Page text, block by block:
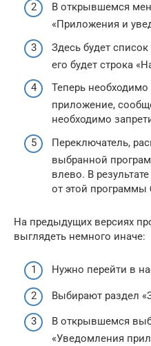
В открывшемся
«Приложения и
Здесь будет
его будет строка
Теперь
приложение,
необходимо
Переключатель,
выбранной
влево. В
от этой программы
На предыдущих версиях
выглядеть немного иначе:
Нужно перейти в
Выбирают раздел
В открывшемся
«Уведомления